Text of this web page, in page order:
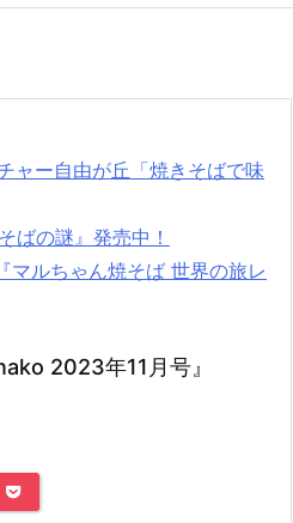
ャー自由が丘「焼きそばで味
ばの謎』発売中！
マルちゃん焼そば 世界の旅レ
2023年11月号』